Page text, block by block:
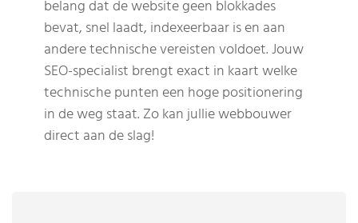
belang dat de website geen blokkades
bevat, snel laadt, indexeerbaar is en aan
andere technische vereisten voldoet. Jouw
SEO-specialist brengt exact in kaart welke
technische punten een hoge positionering
in de weg staat. Zo kan jullie webbouwer
direct aan de slag!